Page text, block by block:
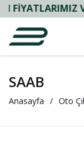
VE
SAAB
Anasayfa Oto